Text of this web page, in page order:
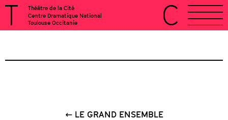
Théâtre de la Cité
Centre Dramatique National
Toulouse Occitanie
← LE GRAND ENSEMBLE